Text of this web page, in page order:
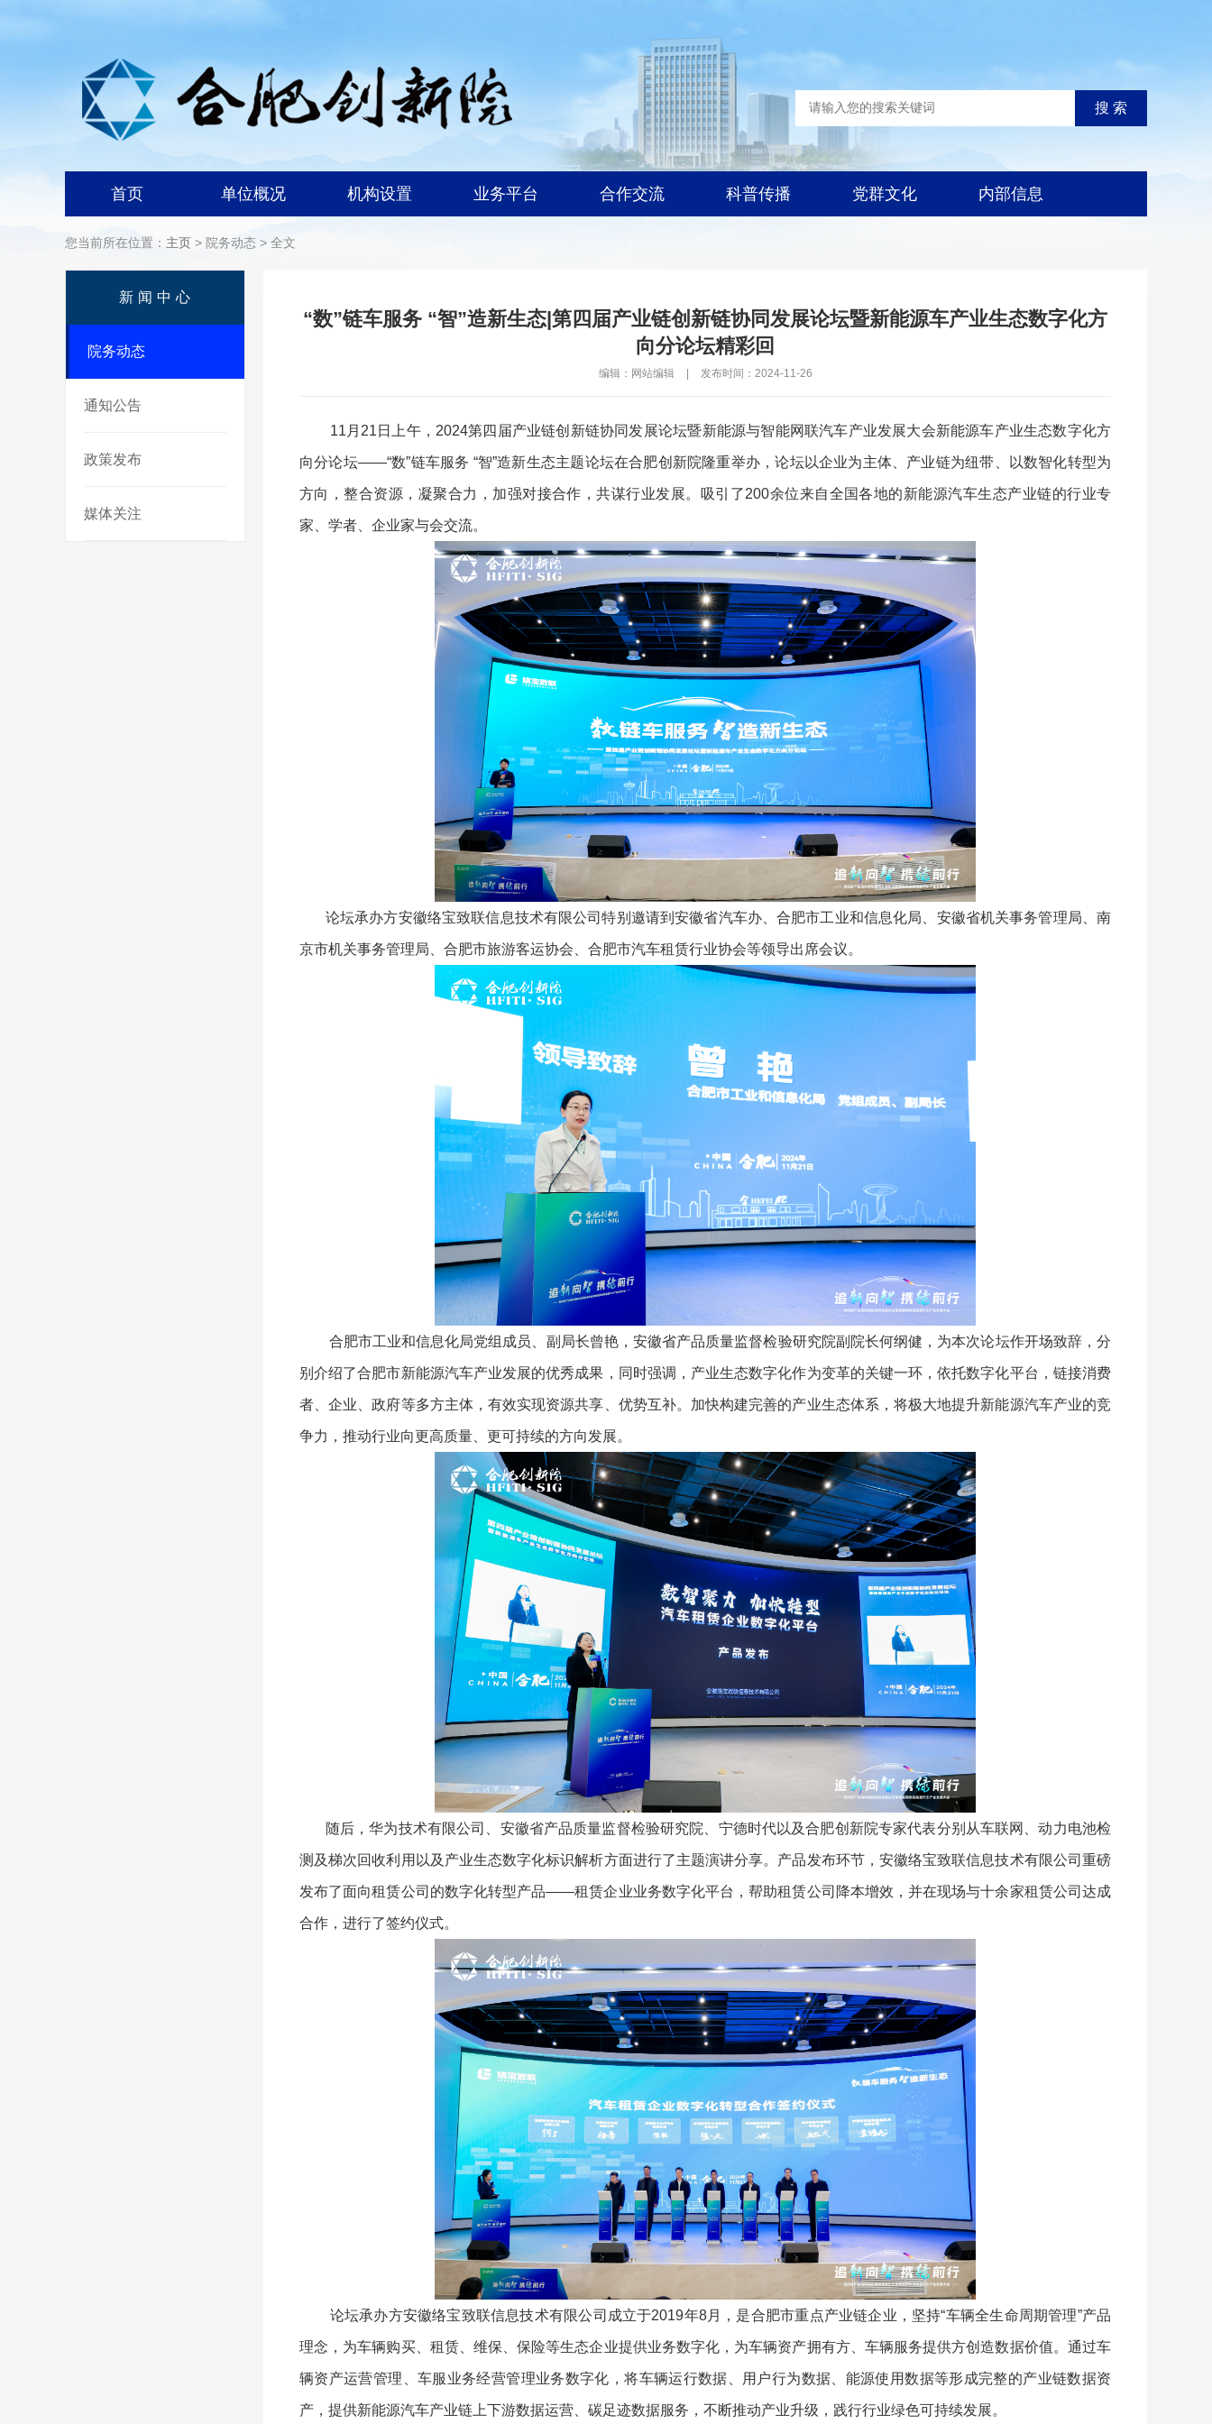
首页 单位概况 机构设置 业务平台 合作交流 科普传播 党群文化 内部信息
您当前所在位置： 主页 > 院务动态 > 全文
新闻中心
院务动态
通知公告
政策发布
媒体关注
“数”链车服务 “智”造新生态|第四届产业链创新链协同发展论坛暨新能源车产业生态数字化方
向分论坛精彩回
编辑：网站编辑 发布时间：2024-11-26
11月21日上午，2024第四届产业链创新链协同发展论坛暨新能源与智能网联汽车产业发展大会新能源车产业生态数字化方
向分论坛——“数”链车服务 “智”造新生态主题论坛在合肥创新院隆重举办，论坛以企业为主体、产业链为纽带、以数智化转型为
方向，整合资源，凝聚合力，加强对接合作，共谋行业发展。吸引了200余位来自全国各地的新能源汽车生态产业链的行业专
家、学者、企业家与会交流。
论坛承办方安徽络宝致联信息技术有限公司特别邀请到安徽省汽车办、合肥市工业和信息化局、安徽省机关事务管理局、南
京市机关事务管理局、合肥市旅游客运协会、合肥市汽车租赁行业协会等领导出席会议。
合肥市工业和信息化局党组成员、副局长曾艳，安徽省产品质量监督检验研究院副院长何纲健，为本次论坛作开场致辞，分
别介绍了合肥市新能源汽车产业发展的优秀成果，同时强调，产业生态数字化作为变革的关键一环，依托数字化平台，链接消费
者、企业、政府等多方主体，有效实现资源共享、优势互补。加快构建完善的产业生态体系，将极大地提升新能源汽车产业的竞
争力，推动行业向更高质量、更可持续的方向发展。
随后，华为技术有限公司、安徽省产品质量监督检验研究院、宁德时代以及合肥创新院专家代表分别从车联网、动力电池检
测及梯次回收利用以及产业生态数字化标识解析方面进行了主题演讲分享。产品发布环节，安徽络宝致联信息技术有限公司重磅
发布了面向租赁公司的数字化转型产品——租赁企业业务数字化平台，帮助租赁公司降本增效，并在现场与十余家租赁公司达成
合作，进行了签约仪式。
论坛承办方安徽络宝致联信息技术有限公司成立于2019年8月，是合肥市重点产业链企业，坚持“车辆全生命周期管理”产品
理念，为车辆购买、租赁、维保、保险等生态企业提供业务数字化，为车辆资产拥有方、车辆服务提供方创造数据价值。通过车
辆资产运营管理、车服业务经营管理业务数字化，将车辆运行数据、用户行为数据、能源使用数据等形成完整的产业链数据资
产，提供新能源汽车产业链上下游数据运营、碳足迹数据服务，不断推动产业升级，践行行业绿色可持续发展。